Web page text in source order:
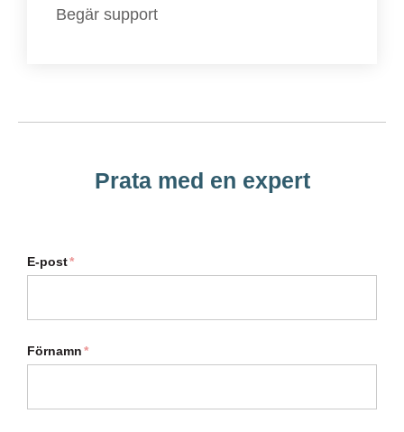
Begär support
Prata med en expert
E-post*
Förnamn*